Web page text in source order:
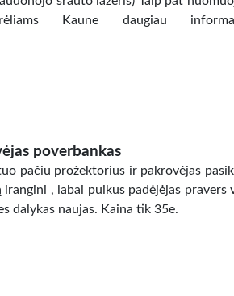
Kaune daugiau
poverbankas
pačiu prožektorius ir pakrovėjas
, labai puikus padėjėjas pravers
dalykas naujas. Kaina tik 35e.